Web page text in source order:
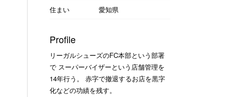
住まい
愛知県
Profile
リーガルシューズのFC本部という部署
で スーパーバイザーという店舗管理を
14年行う。 赤字で撤退するお店を黒字
化などの功績を残す。